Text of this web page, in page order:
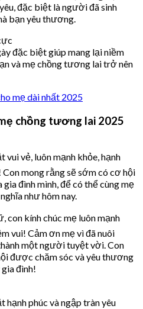
đặc biệt là người đã sinh
bạn yêu thương.
đặc biệt giúp mang lại niềm
và mẹ chồng tương lai trở nên
mẹ dài nhất 2025
chồng tương lai 2025
vui vẻ, luôn mạnh khỏe, hạnh
mong rằng sẽ sớm có cơ hội
đình mình, để có thể cùng mẹ
như hôm nay.
con kính chúc mẹ luôn mạnh
vui! Cảm ơn mẹ vì đã nuôi
một người tuyệt vời. Con
được chăm sóc và yêu thương
đình!
hạnh phúc và ngập tràn yêu